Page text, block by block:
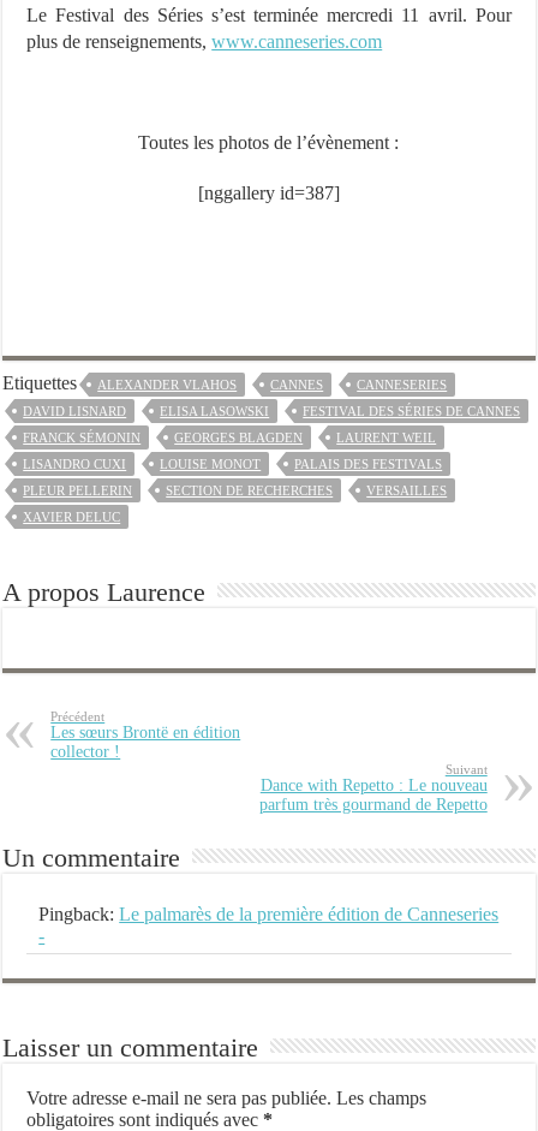
Le Festival des Séries s’est terminée mercredi 11 avril. Pour
plus de renseignements,www.canneseries.com
Toutes les photos de l’évènement :
[nggallery id=387]
Etiquettes ALEXANDER VLAHOS CANNES
CANNESERIES
DAVID LISNARD
ELISA LASOWSKI
FESTIVAL DES SÉRIES DE CANNES
FRANCK SÉMONIN
GEORGES BLAGDEN
LAURENT WEIL
LISANDRO CUXI
LOUISE MONOT
PALAIS DES FESTIVALS
PLEUR PELLERIN
SECTION DE RECHERCHES
VERSAILLES
XAVIER DELUC
A propos Laurence
Précédent
Les sœurs Brontë en édition
collector !
Suivant
Dance with Repetto : Le nouveau
parfum très gourmand de Repetto
Un commentaire
Pingback:Le palmarès de la première édition de Canneseries
-
Laisser un commentaire
Votre adresse e-mail ne sera pas publiée. Les champs
obligatoires sont indiqués avec *